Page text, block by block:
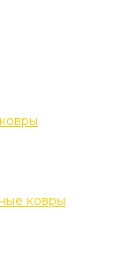
ковры